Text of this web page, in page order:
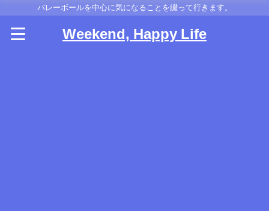
バレーボールを中心に気になることを綴って行きます。
Weekend, Happy Life